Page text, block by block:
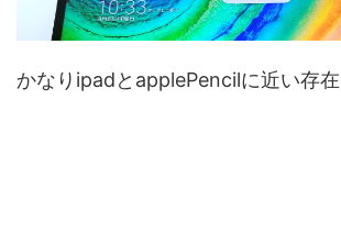
かなりipadとapplePencilに近い存在